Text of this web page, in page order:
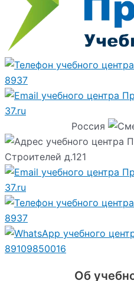
8937
37.ru
Россия
Строителей д.121
37.ru
8937
89109850016
Об